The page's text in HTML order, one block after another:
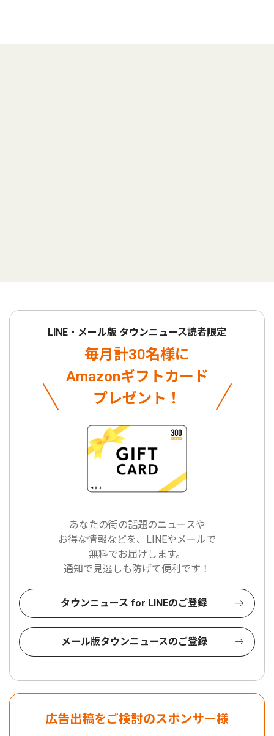
LINE・メール版 タウンニュース読者限定
毎月計30名様に
Amazonギフトカード
プレゼント！
あなたの街の話題のニュースや
お得な情報などを、LINEやメールで
無料でお届けします。
通知で見逃しも防げて便利です！
タウンニュース for LINEのご登録
メール版タウンニュースのご登録
広告出稿をご検討のスポンサー様